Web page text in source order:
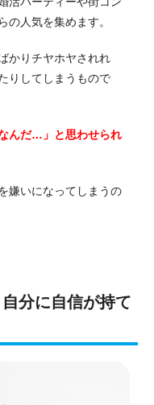
の人気を集めます。
かりチヤホヤされれ
りしてしまうもので
んだ…」と思わせられ
嫌いになってしまうの
分に自信が持て